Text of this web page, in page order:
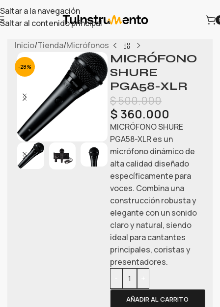
Saltar a la navegación
Saltar al contenido principal
Inicio/Tienda/Micrófonos
-28%
MICRÓFONO
SHURE
PGA58-XLR
$500.000
$ 360.000
MICRÓFONO SHURE
PGA58-XLR es un
micrófono dinámico de
alta calidad diseñado
específicamente para
voces. Combina una
construcción robusta y
elegante con un sonido
claro y natural, siendo
ideal para cantantes
principales, coristas y
presentadores.
AÑADIR AL CARRITO